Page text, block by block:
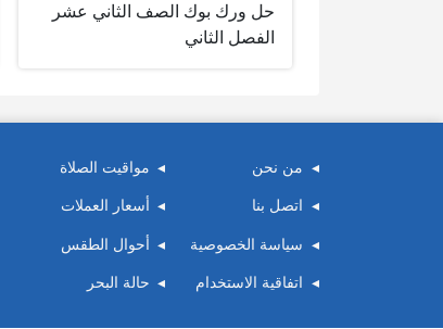
حل ورك بوك الصف الثاني عشر
الفصل الثاني
من نحن
اتصل بنا
سياسة الخصوصية
اتفاقية الاستخدام
مواقيت الصلاة
أسعار العملات
أحوال الطقس
حالة البحر